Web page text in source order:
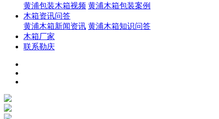
黄浦包装木箱视频 黄浦木箱包装案例
木箱资讯问答
黄浦木箱新闻资讯 黄浦木箱知识问答
木箱厂家
联系勒庆